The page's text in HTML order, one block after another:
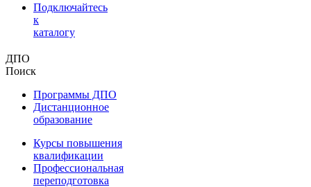
Подключайтесь
к
каталогу
ДПО
Поиск
Программы ДПО
Дистанционное
образование
Курсы повышения
квалификации
Профессиональная
переподготовка